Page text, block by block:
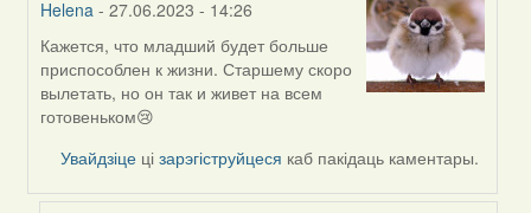
Helena - 27.06.2023 - 14:26
In
reply
to
by
Harrier
Кажется, что младший будет больше
приспособлен к жизни. Старшему скоро
вылетать, но он так и живет на всем
готовеньком😢
Увайдзіце цізарэгіструйцеся каб пакідаць каментары.